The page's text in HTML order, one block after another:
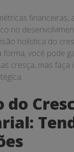
financeiras,
no
holística do
forma, você pode
cresça, mas faça
do